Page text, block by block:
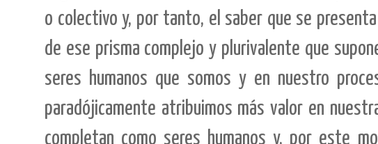
o colectivo y, por tanto, el saber que se
de ese prisma complejo y plurivalente que
seres humanos que somos y en nuestro
paradójicamente atribuimos más valor en
completan como seres humanos y, por este